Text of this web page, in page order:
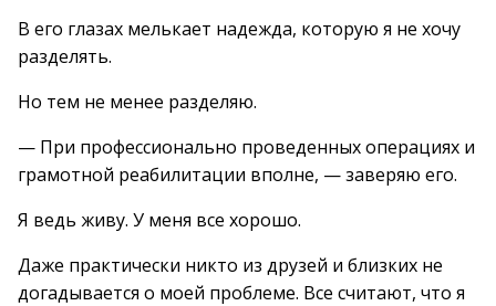
В его глазах мелькает надежда, которую я не хочу
разделять.
Но тем не менее разделяю.
— При профессионально проведенных операциях и
грамотной реабилитации вполне, — заверяю его.
Я ведь живу. У меня все хорошо.
Даже практически никто из друзей и близких не
догадывается о моей проблеме. Все считают, что я